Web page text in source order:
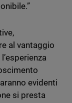
al vantaggio
evidenti
si presta